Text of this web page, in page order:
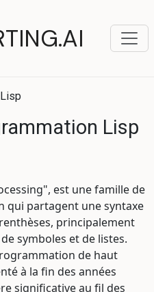
Lisp
Lisp
est une famille de
qui partagent une syntaxe
principalement
symboles et de listes.
de haut
à la fin des années
significative au fil des